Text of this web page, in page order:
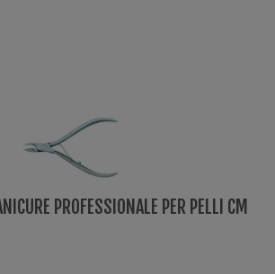
PROFESSIONALE PER PELLI CM